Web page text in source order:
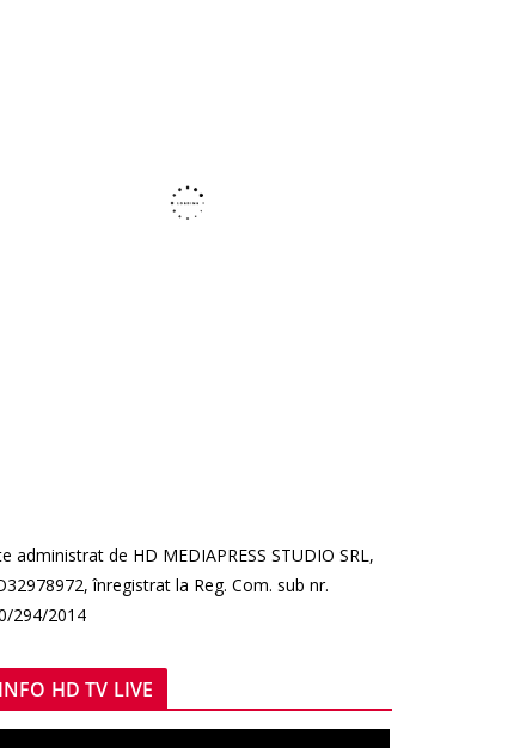
administrat de HD MEDIAPRESS STUDIO SRL,
înregistrat la Reg. Com. sub nr.
294/2014
INFO HD TV LIVE